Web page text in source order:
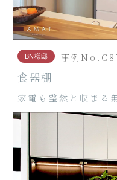
BN様邸 事例
食器棚
家電も整然と収まる